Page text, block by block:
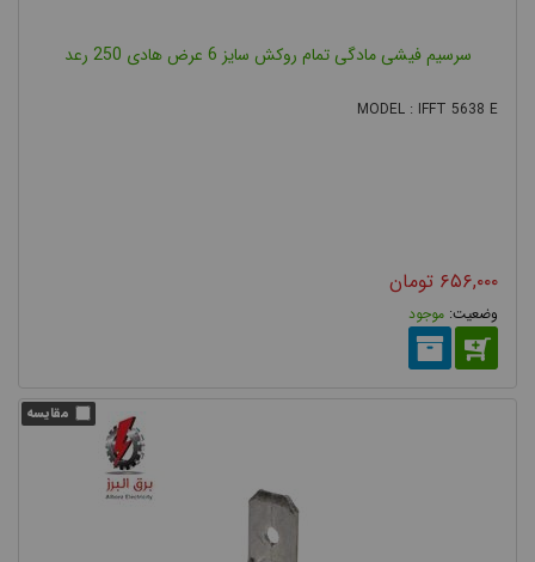
سرسیم فیشی مادگی تمام روکش سایز 6 عرض هادی 250 رعد
MODEL : IFFT 5638 E
۶۵۶,۰۰۰ تومان
موجود